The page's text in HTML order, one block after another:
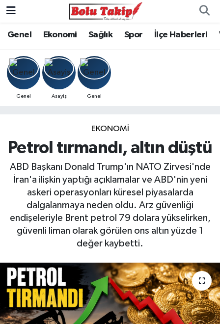
Genel Ekonomi Sağlık Spor İlçe Haberleri
Genel Asayiş Genel
EKONOMİ
Petrol tırmandı, altın düştü
ABD Başkanı Donald Trump'ın NATO Zirvesi'nde
İran'a ilişkin yaptığı açıklamalar ve ABD'nin yeni
askeri operasyonları küresel piyasalarda
dalgalanmaya neden oldu. Arz güvenliği
endişeleriyle Brent petrol 79 dolara yükselirken,
güvenli liman olarak görülen ons altın yüzde 1
değer kaybetti.